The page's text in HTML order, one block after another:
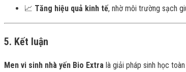
📈 Tăng hiệu quả kinh tế, nhờ môi trường sạch
5. Kết luận
Men vi sinh nhà yến Bio Extra là giải pháp sinh học